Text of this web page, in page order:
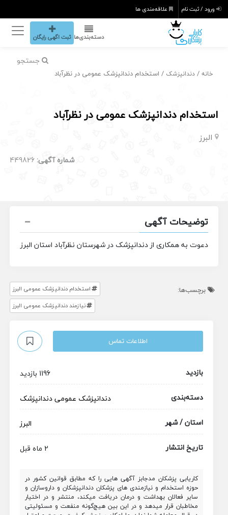
ورود / ثبت نام علاقه‌مندی ها
دسته‌بندی‌ها ثبت اگهی رایگان
جستجو
خانه /دندانپزشک / استخدام دندانپزشک عمومی در نظرآباد
استخدام دندانپزشک عمومی در نظرآباد
البرز
شماره آگهی: 449826
توضیحات آگهی
دعوت به همکاری از دندانپزشک در شهرستان نظرآباد استان البرز
برچسب‌ها:
استخدام دندانپزشک عمومی البرز
نیازمند دندانپزشک عمومی البرز
اطلاعات تماس
بازدید
1196 بازدید
دسته‌بندی
دندانپزشک عمومیدندانپزشک
استان / شهر
البرز
تاریخ انتشار
2 ماه قبل
کاریابی پزشکان مدجابز آگهی هایی را که مطابق قوانین کشور در
حوزه استخدام و نیازمندی های پزشکان دندانپزشکان و داروسازان و
سایر فعالان بهداشت و درمان دریافت میکند، منتشر و در اختیار
مخاطبان قرار میدهد و در این بین هیچ‌گونه منفعت و مسئولیتی